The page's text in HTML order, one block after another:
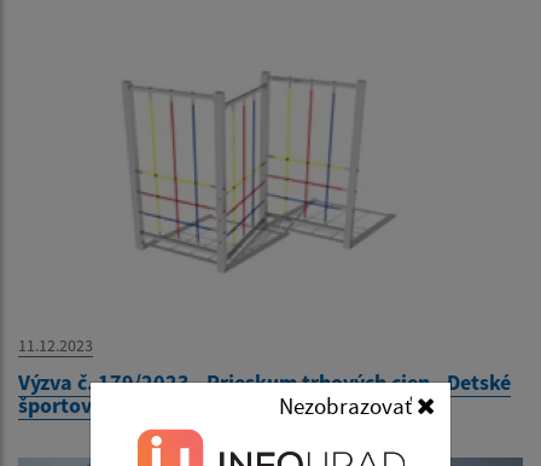
Nezobrazovať
11.12.2023
Výzva č. 179/2023 - Prieskum trhových cien - Detské
športové ihrisko v Materskej škole Kysak 210